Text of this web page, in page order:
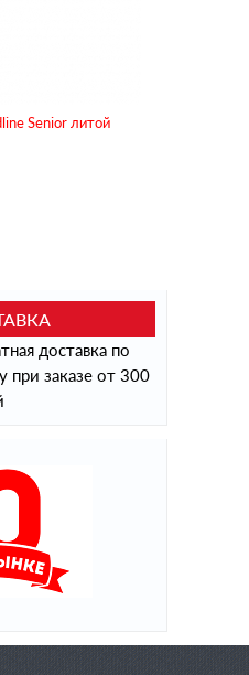
Senior литой
доставка по
при заказе от 300